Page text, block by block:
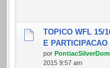
TOPICO WFL 15/
E
por
2015 9:57 am